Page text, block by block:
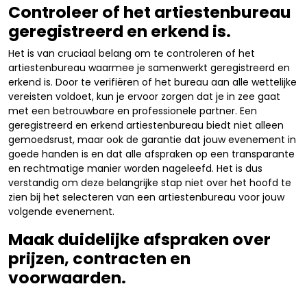
Controleer of het artiestenbureau
geregistreerd en erkend is.
Het is van cruciaal belang om te controleren of het
artiestenbureau waarmee je samenwerkt geregistreerd en
erkend is. Door te verifiëren of het bureau aan alle wettelijke
vereisten voldoet, kun je ervoor zorgen dat je in zee gaat
met een betrouwbare en professionele partner. Een
geregistreerd en erkend artiestenbureau biedt niet alleen
gemoedsrust, maar ook de garantie dat jouw evenement in
goede handen is en dat alle afspraken op een transparante
en rechtmatige manier worden nageleefd. Het is dus
verstandig om deze belangrijke stap niet over het hoofd te
zien bij het selecteren van een artiestenbureau voor jouw
volgende evenement.
Maak duidelijke afspraken over
prijzen, contracten en
voorwaarden.